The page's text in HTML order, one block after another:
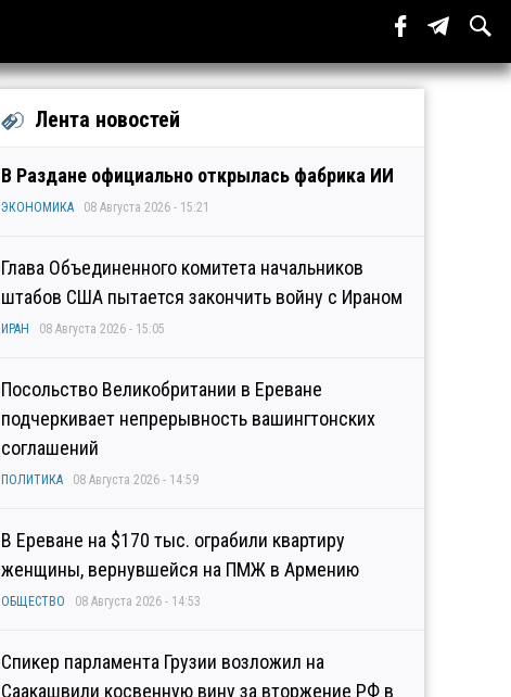
Лента новостей
В Раздане официально открылась фабрика ИИ
ЭКОНОМИКА 08 Августа 2026 - 15:21
Глава Объединенного комитета начальников
штабов США пытается закончить войну с Ираном
ИРАН 08 Августа 2026 - 15:05
Посольство Великобритании в Ереване
подчеркивает непрерывность вашингтонских
соглашений
ПОЛИТИКА 08 Августа 2026 - 14:59
В Ереване на $170 тыс. ограбили квартиру
женщины, вернувшейся на ПМЖ в Армению
ОБЩЕСТВО 08 Августа 2026 - 14:53
Спикер парламента Грузии возложил на
Саакашвили косвенную вину за вторжение РФ в